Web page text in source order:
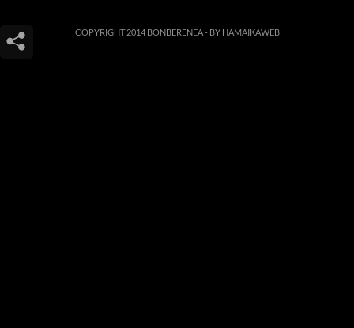
COPYRIGHT 2014 BONBERENEA - BY HAMAIKAWEB